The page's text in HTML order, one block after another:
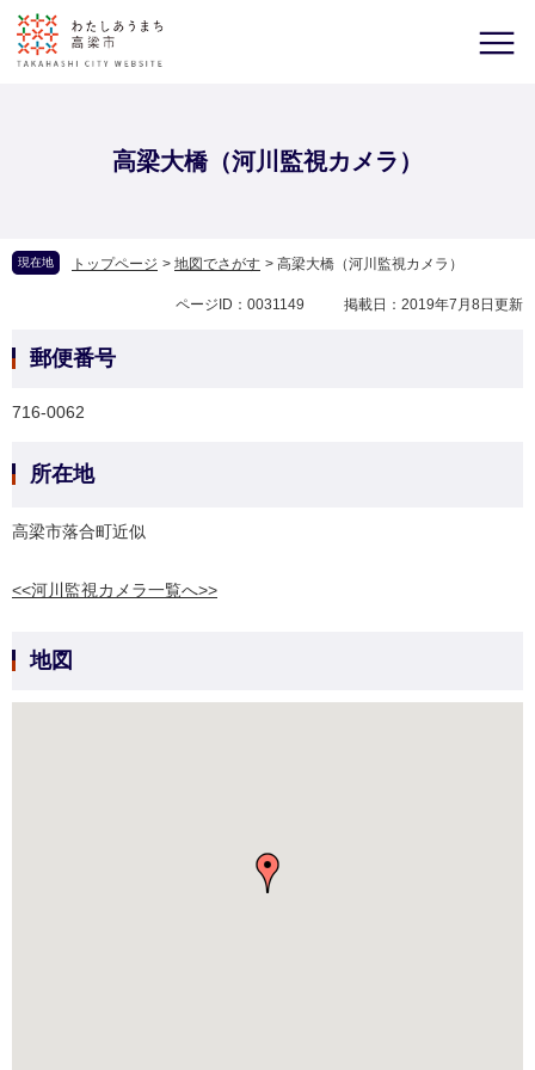
高梁大橋（河川監視カメラ）
現在地 トップページ > 地図でさがす > 高梁大橋（河川監視カメラ）
ページID：0031149 掲載日：2019年7月8日更新
郵便番号
716-0062
所在地
高梁市落合町近似
<<河川監視カメラ一覧へ>>
地図